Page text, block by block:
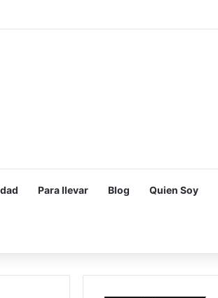
Para llevar Blog Quien Soy